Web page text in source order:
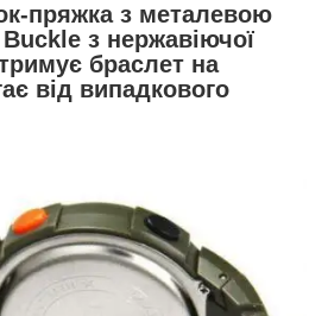
пряжка з металевою
з нержавіючої
браслет на
від випадкового